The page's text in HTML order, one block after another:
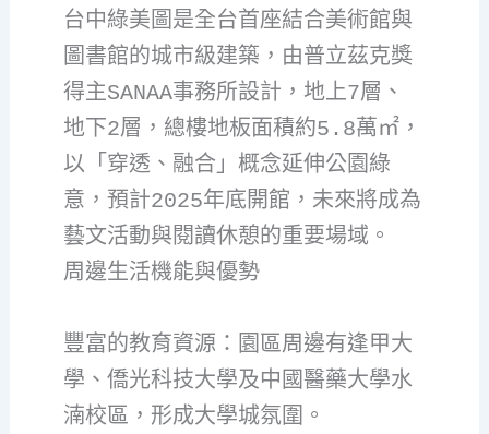
台中綠美圖是全台首座結合美術館與
圖書館的城市級建築，由普立茲克獎
得主SANAA事務所設計，地上7層、
地下2層，總樓地板面積約5.8萬㎡，
以「穿透、融合」概念延伸公園綠
意，預計2025年底開館，未來將成為
藝文活動與閱讀休憩的重要場域。
周邊生活機能與優勢
豐富的教育資源：園區周邊有逢甲大
學、僑光科技大學及中國醫藥大學水
湳校區，形成大學城氛圍。